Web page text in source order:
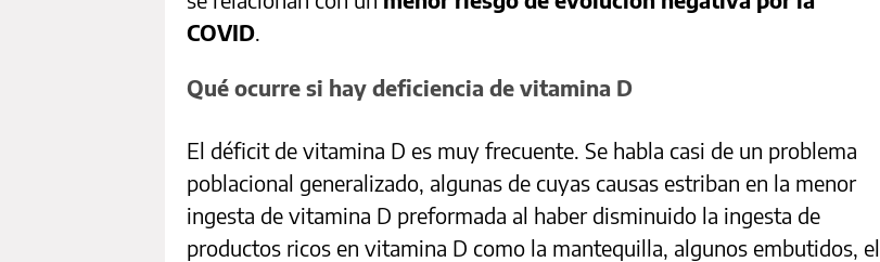
COVID.
Qué ocurre si hay deficiencia de vitamina D
El déficit de vitamina D es muy frecuente. Se habla casi de un problema
poblacional generalizado, algunas de cuyas causas estriban en la menor
ingesta de vitamina D preformada al haber disminuido la ingesta de
productos ricos en vitamina D como la mantequilla, algunos embutidos, el